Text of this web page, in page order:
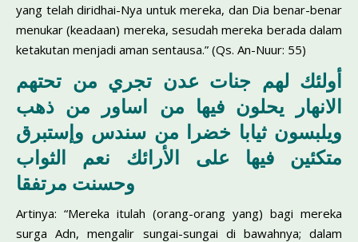
yang telah diridhai-Nya untuk mereka, dan Dia benar-benar
menukar (keadaan) mereka, sesudah mereka berada dalam
ketakutan menjadi aman sentausa.” (Qs. An-Nuur: 55)
أولئك لهم جنات عدن تجري من تحتهم
الانهار يحلون فيها من اساور من ذهب
ويلبسون ثيابا خضرا من سندس وإستبرق
متكئين فيها على الأرائك نعم الثواب
وحسنت مرتفقا
Artinya: “Mereka itulah (orang-orang yang) bagi mereka
surga Adn, mengalir sungai-sungai di bawahnya; dalam